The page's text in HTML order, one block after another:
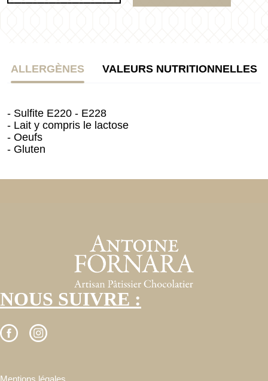
ALLERGÈNES VALEURS NUTRITIONNELLES
- Sulfite E220 - E228
- Lait y compris le lactose
- Oeufs
- Gluten
NOUS SUIVRE :